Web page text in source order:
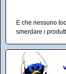
E che nessuno
smerdare i